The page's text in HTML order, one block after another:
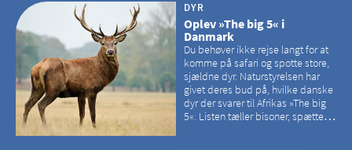
DYR
Oplev »The big 5« i
Danmark
Du behøver ikke rejse langt for at
komme på safari og spotte store,
sjældne dyr. Naturstyrelsen har
givet deres bud på, hvilke danske
dyr der svarer til Afrikas »The big
5«. Listen tæller bisoner, spættede